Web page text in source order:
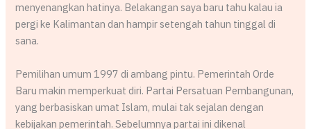
menyenangkan hatinya. Belakangan saya baru tahu kalau ia
pergi ke Kalimantan dan hampir setengah tahun tinggal di
sana.
Pemilihan umum 1997 di ambang pintu. Pemerintah Orde
Baru makin memperkuat diri. Partai Persatuan Pembangunan,
yang berbasiskan umat Islam, mulai tak sejalan dengan
kebijakan pemerintah. Sebelumnya partai ini dikenal